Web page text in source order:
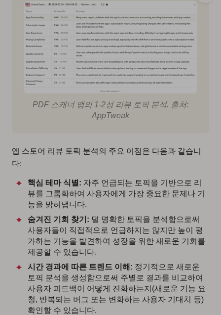
PDF 스캐너 앱의 1-2성 리뷰 토픽 분석. 출처:
AppTweak
앱 스토어 리뷰 토픽 분석의 주요 이점은 다음과 같습니
다:
핵심 테마 식별: 자주 언급되는 토픽을 기반으로 리
뷰를 그룹화하여 사용자에게 가장 중요한 문제나 기
능을 밝혀냅니다.
숨겨진 기회 찾기: 덜 명확한 토픽을 분석함으로써
사용자들이 직접적으로 언급하지는 않지만 높이 평
가하는 기능을 발견하여 성장을 위한 새로운 기회를
제공할 수 있습니다.
시간 경과에 따른 트렌드 이해: 정기적으로 새로운
토픽 분석을 생성함으로써 주별로 결과를 비교하여
사용자 피드백이 어떻게 진화하는지(새로운 기능 요
청, 반복되는 버그 또는 변화하는 사용자 기대치 등)
확인할 수 있습니다.